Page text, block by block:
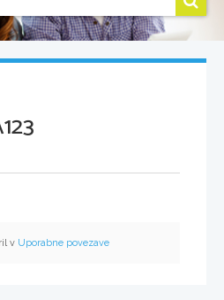
v Uporabne povezave